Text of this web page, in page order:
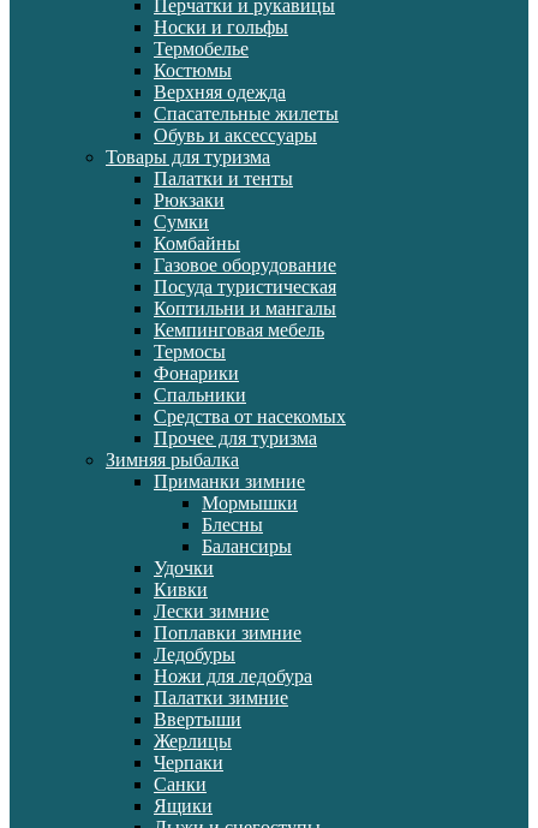
Перчатки и рукавицы
Носки и гольфы
Термобелье
Костюмы
Верхняя одежда
Спасательные жилеты
Обувь и аксессуары
Товары для туризма
Палатки и тенты
Рюкзаки
Сумки
Комбайны
Газовое оборудование
Посуда туристическая
Коптильни и мангалы
Кемпинговая мебель
Термосы
Фонарики
Спальники
Средства от насекомых
Прочее для туризма
Зимняя рыбалка
Приманки зимние
Мормышки
Блесны
Балансиры
Удочки
Кивки
Лески зимние
Поплавки зимние
Ледобуры
Ножи для ледобура
Палатки зимние
Ввертыши
Жерлицы
Черпаки
Санки
Ящики